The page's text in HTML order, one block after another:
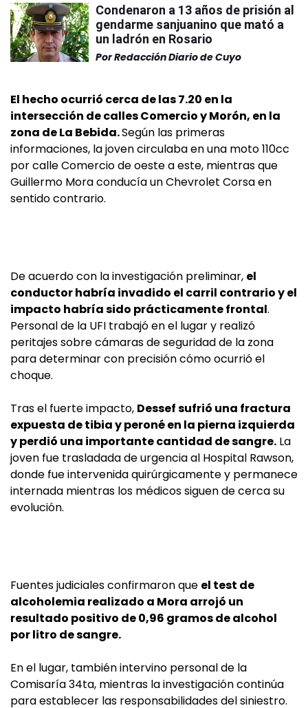
Condenaron a 13 años de prisión al
gendarme sanjuanino que mató a
un ladrón en Rosario
PorRedacción Diario de Cuyo
El hecho ocurrió cerca de las 7.20 en la
intersección de calles Comercio y Morón, en la
zona de La Bebida.Según las primeras
informaciones, la joven circulaba en una moto 110cc
por calle Comercio de oeste a este, mientras que
Guillermo Mora conducía un Chevrolet Corsa en
sentido contrario.
De acuerdo con la investigación preliminar, el
conductor habría invadido el carril contrario y el
impacto habría sido prácticamente frontal.
Personal de la UFI trabajó en el lugar y realizó
peritajes sobre cámaras de seguridad de la zona
para determinar con precisión cómo ocurrió el
choque.
Tras el fuerte impacto, Dessef sufrió una fractura
expuesta de tibia y peroné en la pierna izquierda
y perdió una importante cantidad de sangre. La
joven fue trasladada de urgencia al Hospital Rawson,
donde fue intervenida quirúrgicamente y permanece
internada mientras los médicos siguen de cerca su
evolución.
Fuentes judiciales confirmaron que el test de
alcoholemia realizado a Mora arrojó un
resultado positivo de 0,96 gramos de alcohol
por litro de sangre.
En el lugar, también intervino personal de la
Comisaría 34ta, mientras la investigación continúa
para establecer las responsabilidades del siniestro.